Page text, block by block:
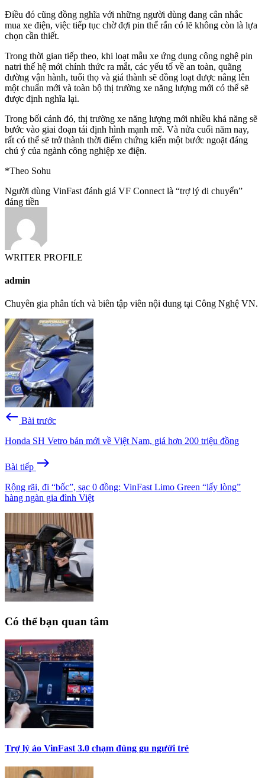
Điều đó cũng đồng nghĩa với những người dùng đang cân nhắc
mua xe điện, việc tiếp tục chờ đợi pin thể rắn có lẽ không còn là lựa
chọn cần thiết.
Trong thời gian tiếp theo, khi loạt mẫu xe ứng dụng công nghệ pin
natri thế hệ mới chính thức ra mắt, các yếu tố về an toàn, quãng
đường vận hành, tuổi thọ và giá thành sẽ đồng loạt được nâng lên
một chuẩn mới và toàn bộ thị trường xe năng lượng mới có thể sẽ
được định nghĩa lại.
Trong bối cảnh đó, thị trường xe năng lượng mới nhiều khả năng sẽ
bước vào giai đoạn tái định hình mạnh mẽ. Và nửa cuối năm nay,
rất có thể sẽ trở thành thời điểm chứng kiến một bước ngoặt đáng
chú ý của ngành công nghiệp xe điện.
*Theo Sohu
Người dùng VinFast đánh giá VF Connect là “trợ lý di chuyển”
đáng tiền
WRITER PROFILE
admin
Chuyên gia phân tích và biên tập viên nội dung tại Công Nghệ VN.
west Bài trước
Honda SH Vetro bản mới về Việt Nam, giá hơn 200 triệu đồng
Bài tiếp east
Rộng rãi, đi “bốc”, sạc 0 đồng: VinFast Limo Green “lấy lòng”
hàng ngàn gia đình Việt
Có thể bạn quan tâm
Trợ lý ảo VinFast 3.0 chạm đúng gu người trẻ